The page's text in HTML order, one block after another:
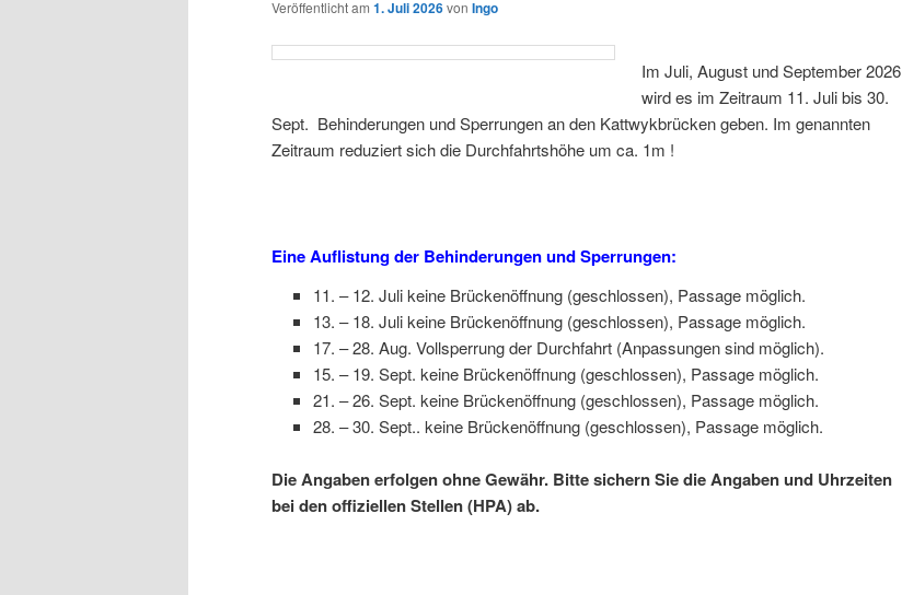
Veröffentlicht am 1. Juli 2026von Ingo
Im Juli, August und September 2026
wird es im Zeitraum 11. Juli bis 30.
Sept. Behinderungen und Sperrungen an den Kattwykbrücken geben. Im genannten
Zeitraum reduziert sich die Durchfahrtshöhe um ca. 1m !
Eine Auflistung der Behinderungen und Sperrungen:
11. – 12. Juli keine Brückenöffnung (geschlossen), Passage möglich.
13. – 18. Juli keine Brückenöffnung (geschlossen), Passage möglich.
17. – 28. Aug. Vollsperrung der Durchfahrt (Anpassungen sind möglich).
15. – 19. Sept. keine Brückenöffnung (geschlossen), Passage möglich.
21. – 26. Sept. keine Brückenöffnung (geschlossen), Passage möglich.
28. – 30. Sept.. keine Brückenöffnung (geschlossen), Passage möglich.
Die Angaben erfolgen ohne Gewähr. Bitte sichern Sie die Angaben und Uhrzeiten
bei den offiziellen Stellen (HPA) ab.